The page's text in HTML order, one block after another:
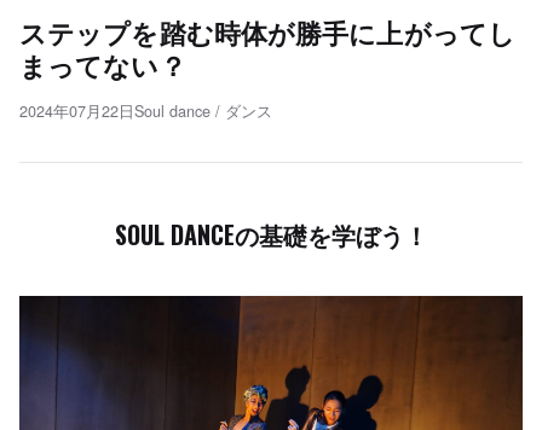
ステップを踏む時体が勝手に上がってし
まってない？
2024年07月22日Soul dance / ダンス
SOUL DANCEの基礎を学ぼう！